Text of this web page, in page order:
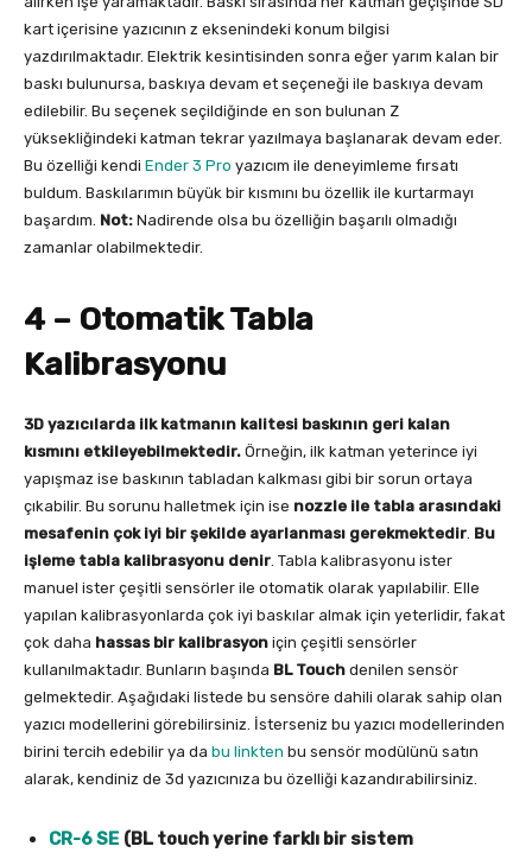
kart içerisine yazıcının z eksenindeki konum bilgisi
yazdırılmaktadır. Elektrik kesintisinden sonra eğer yarım kalan bir
baskı bulunursa, baskıya devam et seçeneği ile baskıya devam
edilebilir. Bu seçenek seçildiğinde en son bulunan Z
yüksekliğindeki katman tekrar yazılmaya başlanarak devam eder.
Bu özelliği kendi Ender 3 Pro yazıcım ile deneyimleme fırsatı
buldum. Baskılarımın büyük bir kısmını bu özellik ile kurtarmayı
başardım. Not: Nadirende olsa bu özelliğin başarılı olmadığı
zamanlar olabilmektedir.
4 – Otomatik Tabla
Kalibrasyonu
3D yazıcılarda ilk katmanın kalitesi baskının geri kalan
kısmını etkileyebilmektedir. Örneğin, ilk katman yeterince iyi
yapışmaz ise baskının tabladan kalkması gibi bir sorun ortaya
çıkabilir. Bu sorunu halletmek için ise nozzle ile tabla arasındaki
mesafenin çok iyi bir şekilde ayarlanması gerekmektedir. Bu
işleme tabla kalibrasyonu denir. Tabla kalibrasyonu ister
manuel ister çeşitli sensörler ile otomatik olarak yapılabilir. Elle
yapılan kalibrasyonlarda çok iyi baskılar almak için yeterlidir, fakat
çok daha hassas bir kalibrasyon için çeşitli sensörler
kullanılmaktadır. Bunların başında BL Touch denilen sensör
gelmektedir. Aşağıdaki listede bu sensöre dahili olarak sahip olan
yazıcı modellerini görebilirsiniz. İsterseniz bu yazıcı modellerinden
birini tercih edebilir ya da bu linkten bu sensör modülünü satın
alarak, kendiniz de 3d yazıcınıza bu özelliği kazandırabilirsiniz.
CR-6 SE (BL touch yerine farklı bir sistem